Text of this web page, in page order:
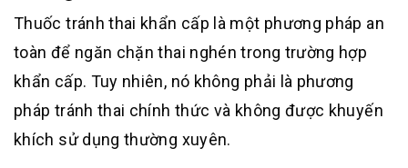
Thuốc tránh thai khẩn cấp là một phương pháp an
toàn để ngăn chặn thai nghén trong trường hợp
khẩn cấp. Tuy nhiên, nó không phải là phương
pháp tránh thai chính thức và không được khuyến
khích sử dụng thường xuyên.